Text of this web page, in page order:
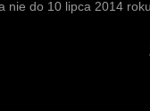
nie do 10 lipca 2014 roku.